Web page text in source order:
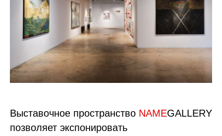
Выставочное пространство NAMEGALLERY
позволяет экспонировать